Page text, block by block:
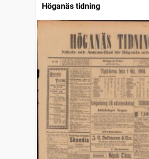
Höganäs tidning